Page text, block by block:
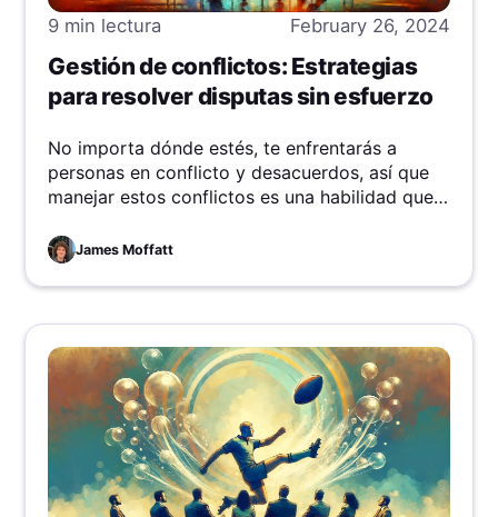
9 min lectura February 26, 2024
Gestión de conflictos: Estrategias
para resolver disputas sin esfuerzo
No importa dónde estés, te enfrentarás a
personas en conflicto y desacuerdos, así que
manejar estos conflictos es una habilidad que
estrategias y disiparás tensiones con soltura.
James Moffatt